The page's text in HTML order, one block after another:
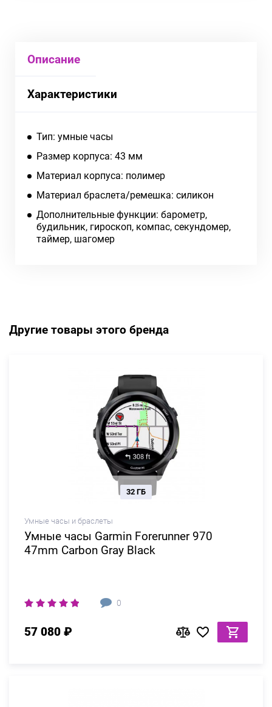
Описание
Характеристики
Тип: умные часы
Размер корпуса: 43 мм
Материал корпуса: полимер
Материал браслета/ремешка: силикон
Дополнительные функции: барометр,
будильник, гироскоп, компас, секундомер,
таймер, шагомер
Другие товары этого бренда
Умные часы и браслеты
Умные часы Garmin Forerunner 970
47mm Carbon Gray Black
0
32 ГБ
57 080 ₽